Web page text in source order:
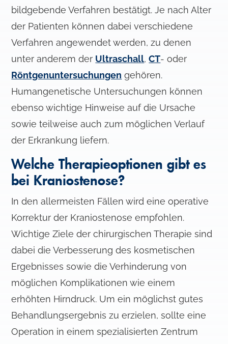
bildgebende Verfahren bestätigt. Je nach Alter
der Patienten können dabei verschiedene
Verfahren angewendet werden, zu denen
unter anderem der Ultraschall,CT- oder
Röntgenuntersuchungen gehören.
Humangenetische Untersuchungen können
ebenso wichtige Hinweise auf die Ursache
sowie teilweise auch zum möglichen Verlauf
der Erkrankung liefern.
Welche Therapieoptionen gibt es
bei Kraniostenose?
In den allermeisten Fällen wird eine operative
Korrektur der Kraniostenose empfohlen.
Wichtige Ziele der chirurgischen Therapie sind
dabei die Verbesserung des kosmetischen
Ergebnisses sowie die Verhinderung von
möglichen Komplikationen wie einem
erhöhten Hirndruck. Um ein möglichst gutes
Behandlungsergebnis zu erzielen, sollte eine
Operation in einem spezialisierten Zentrum